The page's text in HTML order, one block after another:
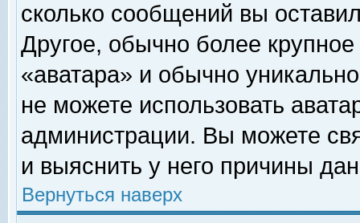
сколько сообщений вы
Другое, обычно более
«аватара» и обычно
не можете использовать
администрации. Вы можете
и выяснить у него причины
Вернуться наверх